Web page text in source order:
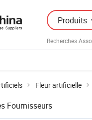
Produits
Recherches
Fleur artificielle
Fournisseurs